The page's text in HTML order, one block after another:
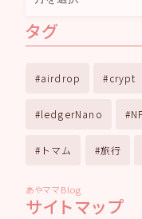
タグ
airdrop crypt
ledgerNano
トマム 旅行
あやママBlog
サイトマップ